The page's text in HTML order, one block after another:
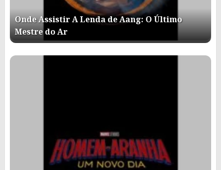
Onde Assistir A Lenda de Aang: O Último
Mestre do Ar